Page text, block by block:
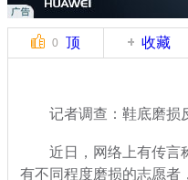
0 顶 收藏
记者调查：鞋底磨损
近日，网络上有传言称
有不同程度磨损的志愿者